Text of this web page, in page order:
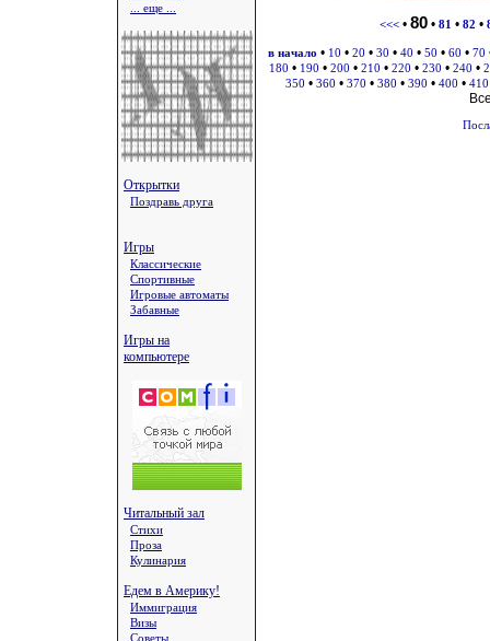
... еще ...
Открытки
Поздравь друга
Игры
Классические
Спортивные
Игровые автоматы
Забавные
Игры на
компьютере
Читальный зал
Стихи
Проза
Кулинария
Едем в Америку!
Иммиграция
Визы
Советы
<<< • 80 • 81 • 82 •
в начало • 10 • 20 • 30 • 40 • 50 • 60 • 70
180 • 190 • 200 • 210 • 220 • 230 • 240 •
350 • 360 • 370 • 380 • 390 • 400 • 410